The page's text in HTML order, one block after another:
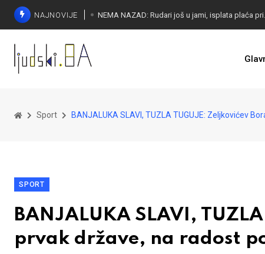
NAJNOVIJE
Sport BANJALUKA SLAVI, TUZLA TUGUJE: Zeljkovićev
SPORT
BANJALUKA SLAVI,
prvak države, na radost